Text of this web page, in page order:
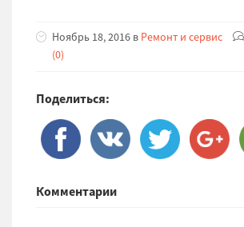
Ноябрь 18, 2016 в Ремонт и сервис
(0)
Поделиться:
Комментарии